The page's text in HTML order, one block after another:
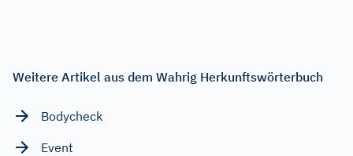
Weitere Artikel aus dem Wahrig Herkunftswörterbuch
Bodycheck
Event